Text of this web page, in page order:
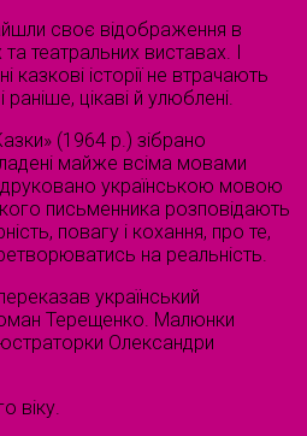
своє відображення в
театральних виставах. І
казкові історії не втрачають
раніше, цікаві й улюблені.
(1964 р.) зібрано
майже всіма мовами
українською мовою
письменника розповідають
повагу і кохання, про те,
на реальність.
український
Терещенко. Малюнки
Олександри
віку.